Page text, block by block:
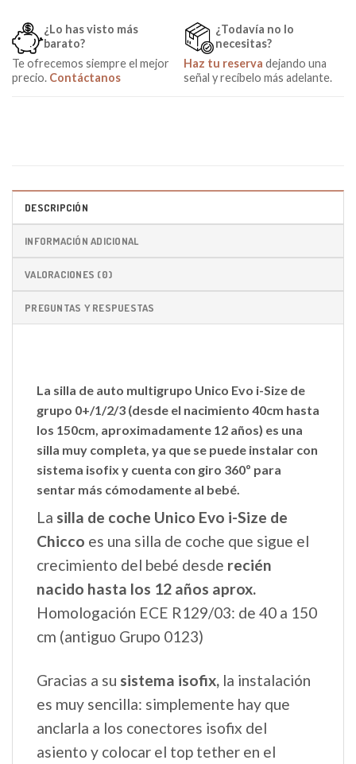
¿Lo has visto más
barato?
Te ofrecemos siempre el mejor
precio. Contáctanos
¿Todavía no lo
necesitas?
Haz tu reserva dejando una
señal y recíbelo más adelante.
DESCRIPCIÓN
INFORMACIÓN ADICIONAL
VALORACIONES (0)
PREGUNTAS Y RESPUESTAS
La silla de auto multigrupo Unico Evo i-Size de
grupo 0+/1/2/3 (desde el nacimiento 40cm hasta
los 150cm, aproximadamente 12 años) es una
silla muy completa, ya que se puede instalar con
sistema isofix y cuenta con giro 360º para
sentar más cómodamente al bebé.
La silla de coche Unico Evo i-Size de
Chicco es una silla de coche que sigue el
crecimiento del bebé desde recién
nacido hasta los 12 años aprox.
Homologación ECE R129/03: de 40 a 150
cm (antiguo Grupo 0123)
Gracias a su sistema isofix, la instalación
es muy sencilla: simplemente hay que
anclarla a los conectores isofix del
asiento y colocar el top tether en el